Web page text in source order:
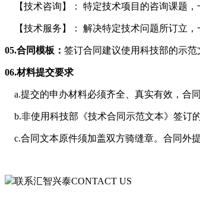
【技术咨询】： 特定技术项目的咨询课题，
【技术服务】： 解决特定技术问题所订立，
05.合同模板： 签订合同建议使用科技部的示范
06.材料提交要求
a.提交的申办材料必须齐全、真实有效，合
b.非使用科技部《技术合同示范文本》签订
c.合同文本原件须加盖双方骑缝章。合同外
联系汇智兴泰CONTACT US